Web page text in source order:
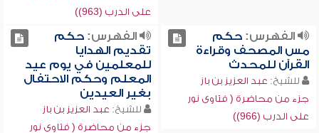
على الدرب (963))
الفهرس:حكم
مس المصحف وقراءة
القرآن للمحدث
للشيخ: عبد العزيز بن باز
جزء من محاضرة ( فتاوى نور
على الدرب (966))
الفهرس:حكم
تقديم الهدايا
للمعلمين في يوم عيد
المعلم وحكم الاحتفال
بغير العيدين
للشيخ: عبد العزيز بن باز
جزء من محاضرة ( فتاوى نور